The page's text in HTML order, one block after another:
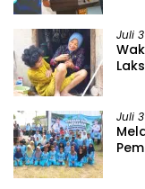
Juli
Juli